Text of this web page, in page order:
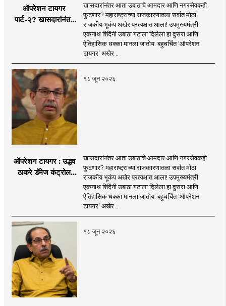
ऑपरेशन टायगर
पार्ट-२? खासदारांनंतर
खासदारांनंतर आता उबाठाचे आमदार आणि नगरसेवकही
फुटणार? महाराष्ट्राच्या राजकारणातला सर्वात मोठा
राजकीय भूकंप अखेर प्रत्यक्षात आला! उपमुख्यमंत्री
एकनाथ शिंदेंनी उबाठा गटाला दिलेला हा दुसरा आणि
ऐतिहासिक धक्का मानला जातोय. बहुचर्चित ‘ऑपरेशन
टायगर’ अखेर ..
१८ जून २०२६
ऑपरेशन टायगर : उद्धव
ठाकरे डॅमेज कंट्रोल
शिंदेंकडे जाण्याच्या चर्चा
सुरू
खासदारांनंतर आता उबाठाचे आमदार आणि नगरसेवकही
फुटणार? महाराष्ट्राच्या राजकारणातला सर्वात मोठा
राजकीय भूकंप अखेर प्रत्यक्षात आला! उपमुख्यमंत्री
एकनाथ शिंदेंनी उबाठा गटाला दिलेला हा दुसरा आणि
ऐतिहासिक धक्का मानला जातोय. बहुचर्चित ‘ऑपरेशन
टायगर’ अखेर ..
१८ जून २०२६